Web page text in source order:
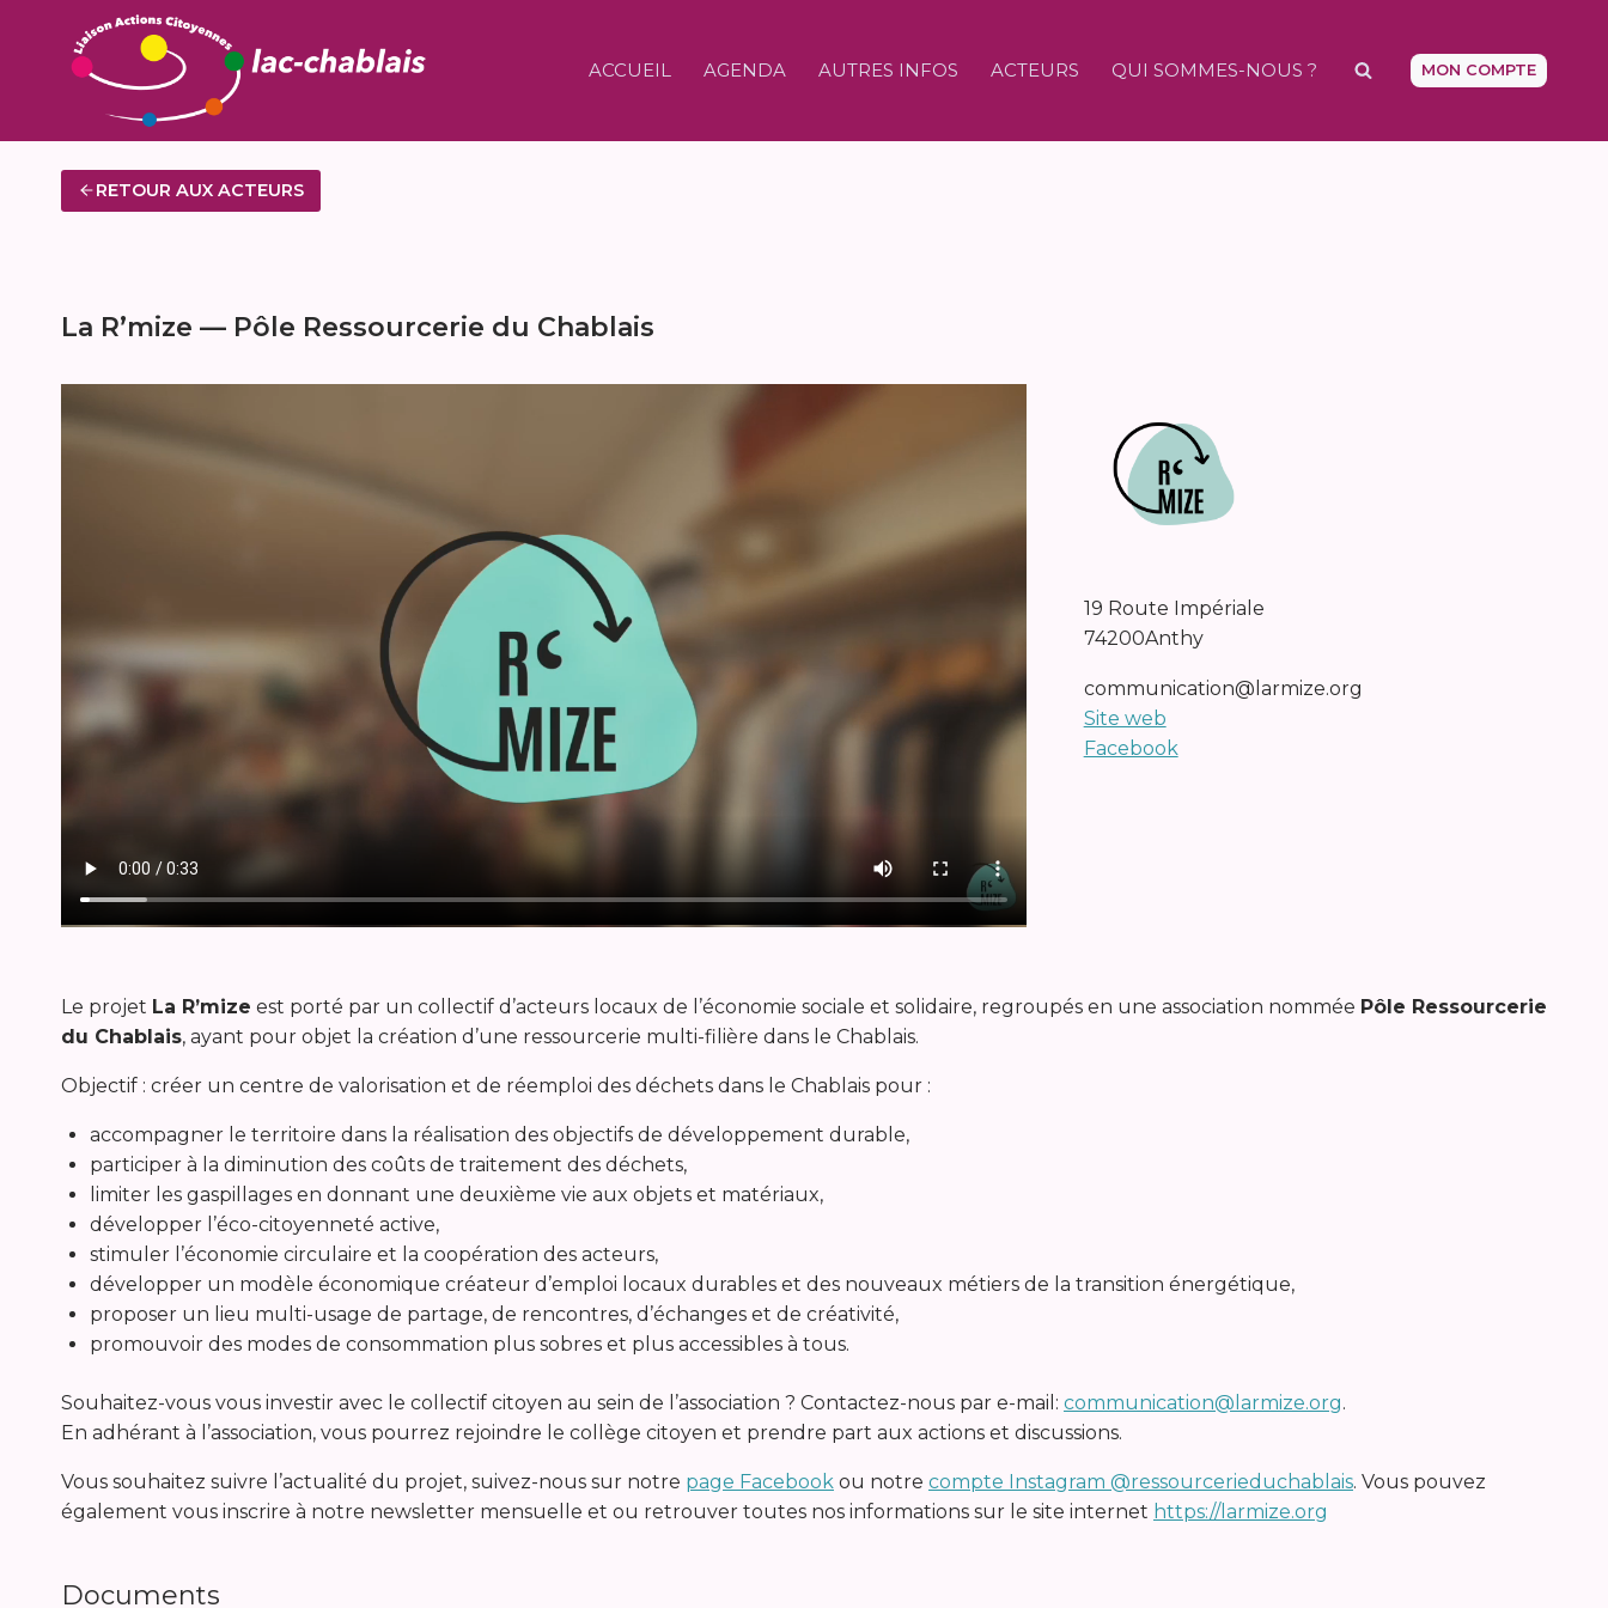
contenu
ACCUEIL AGENDA AUTRES INFOS ACTEURS QUI SOMMES-NOUS ? MON COMPTE
RETOUR AUX ACTEURS
La R’mize — Pôle Ressourcerie du Chablais
19 Route Impériale
74200Anthy
communication@larmize.org
Site web
Facebook
Le projet La R’mize est porté par un collectif d’acteurs locaux de l’économie sociale et solidaire, regroupés en une association nommée Pôle Ressourcerie
du Chablais, ayant pour objet la création d’une ressourcerie multi-filière dans le Chablais.
Objectif : créer un centre de valorisation et de réemploi des déchets dans le Chablais pour :
accompagner le territoire dans la réalisation des objectifs de développement durable,
participer à la diminution des coûts de traitement des déchets,
limiter les gaspillages en donnant une deuxième vie aux objets et matériaux,
développer l’éco-citoyenneté active,
stimuler l’économie circulaire et la coopération des acteurs,
développer un modèle économique créateur d’emploi locaux durables et des nouveaux métiers de la transition énergétique,
proposer un lieu multi-usage de partage, de rencontres, d’échanges et de créativité,
promouvoir des modes de consommation plus sobres et plus accessibles à tous.
Souhaitez-vous vous investir avec le collectif citoyen au sein de l’association ? Contactez-nous par e-mail: communication@larmize.org.
En adhérant à l’association, vous pourrez rejoindre le collège citoyen et prendre part aux actions et discussions.
Vous souhaitez suivre l’actualité du projet, suivez-nous sur notre page Facebook ou notre compte Instagram @ressourcerieduchablais. Vous pouvez
également vous inscrire à notre newsletter mensuelle et ou retrouver toutes nos informations sur le site internet https://larmize.org
Documents